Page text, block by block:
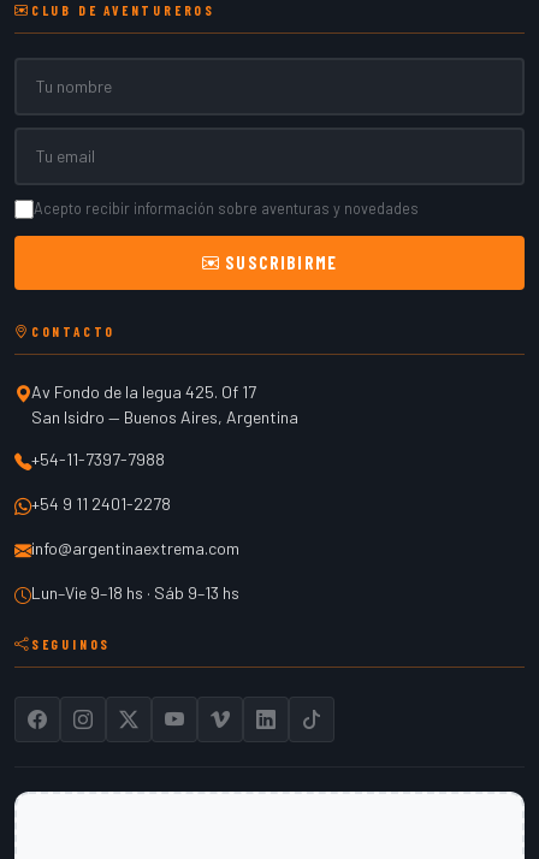
CLUB DE AVENTUREROS
Acepto recibir información sobre aventuras y novedades
SUSCRIBIRME
CONTACTO
Av Fondo de la legua 425. Of 17
San Isidro — Buenos Aires, Argentina
+54-11-7397-7988
+54 9 11 2401-2278
info@argentinaextrema.com
Lun–Vie 9–18 hs · Sáb 9–13 hs
SEGUINOS